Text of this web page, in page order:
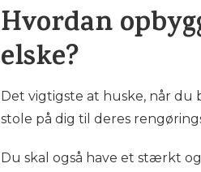
Hvordan
elske?
Det vigtigste at huske, når du
stole på dig til deres
Du skal også have et stærkt